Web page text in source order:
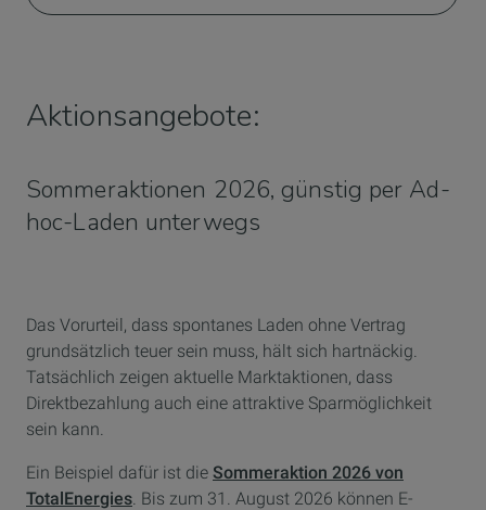
Aktionsangebote:
Sommeraktionen 2026, günstig per Ad-
hoc-Laden unterwegs
Das Vorurteil, dass spontanes Laden ohne Vertrag
grundsätzlich teuer sein muss, hält sich hartnäckig.
Tatsächlich zeigen aktuelle Marktaktionen, dass
Direktbezahlung auch eine attraktive Sparmöglichkeit
sein kann.
Ein Beispiel dafür ist die Sommeraktion 2026 von
TotalEnergies . Bis zum 31. August 2026 können E-